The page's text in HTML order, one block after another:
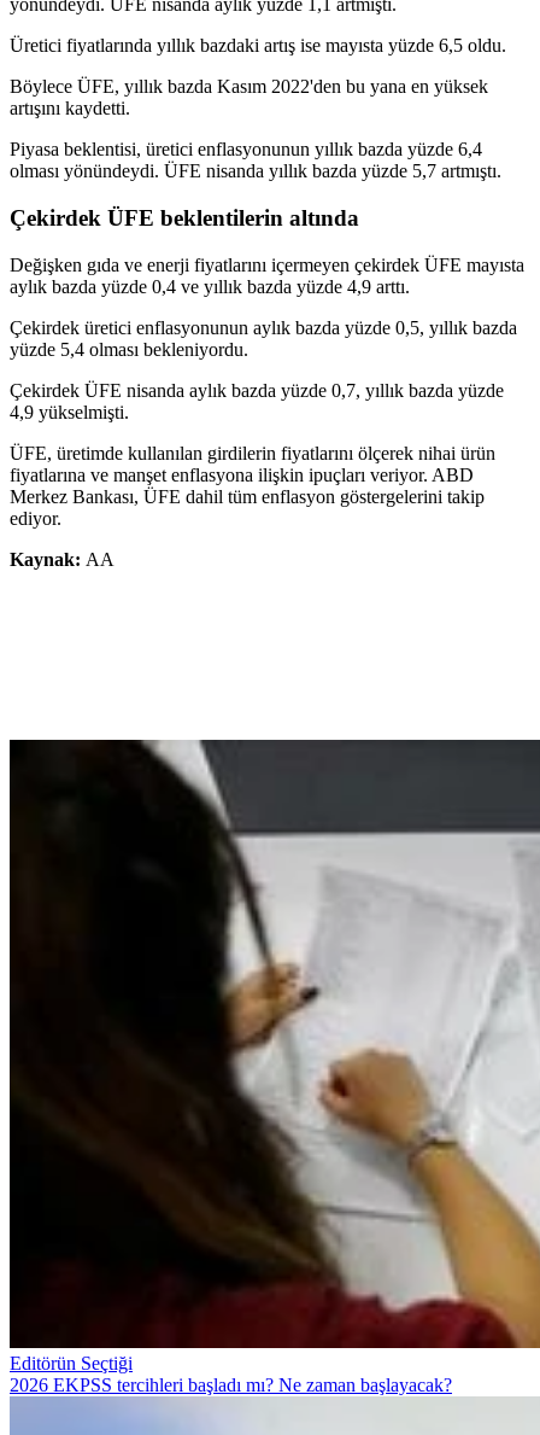
yönündeydi. ÜFE nisanda aylık yüzde 1,1 artmıştı.
Üretici fiyatlarında yıllık bazdaki artış ise mayısta yüzde 6,5 oldu.
Böylece ÜFE, yıllık bazda Kasım 2022'den bu yana en yüksek
artışını kaydetti.
Piyasa beklentisi, üretici enflasyonunun yıllık bazda yüzde 6,4
olması yönündeydi. ÜFE nisanda yıllık bazda yüzde 5,7 artmıştı.
Çekirdek ÜFE beklentilerin altında
Değişken gıda ve enerji fiyatlarını içermeyen çekirdek ÜFE mayısta
aylık bazda yüzde 0,4 ve yıllık bazda yüzde 4,9 arttı.
Çekirdek üretici enflasyonunun aylık bazda yüzde 0,5, yıllık bazda
yüzde 5,4 olması bekleniyordu.
Çekirdek ÜFE nisanda aylık bazda yüzde 0,7, yıllık bazda yüzde
4,9 yükselmişti.
ÜFE, üretimde kullanılan girdilerin fiyatlarını ölçerek nihai ürün
fiyatlarına ve manşet enflasyona ilişkin ipuçları veriyor. ABD
Merkez Bankası, ÜFE dahil tüm enflasyon göstergelerini takip
ediyor.
Kaynak: AA
Editörün Seçtiği
2026 EKPSS tercihleri başladı mı? Ne zaman başlayacak?